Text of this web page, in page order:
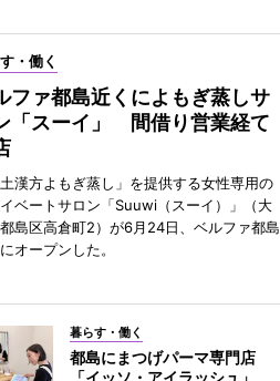
・働く
ファ都島近くによもぎ蒸しサ
「スーイ」 間借り営業経て
土漢方よもぎ蒸し」を提供する女性専用の
ベートサロン「Suuwi（スーイ）」（大
島区高倉町2）が6月24日、ベルファ都島
オープンした。
暮らす・働く
都島にまつげパーマ専門店
「イッソ・アイラッシュ」